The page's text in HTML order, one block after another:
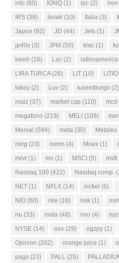
intc (60) IONQ (1) ipc (2) iren
IRS (38) Israel (10) Italia (3)
Japon (92) JD (44) Jets (1)
jp40y (3) JPM (50) klac (1) ko
kweb (16) Lac (2) latinoamerica
LIRA TURCA(26) LIT (10) LITIO
lukoy (2) Luv (2) luxemburgo (2)
maiz (37) market cap (110) mcd
megafono (219) MELI (109)
Merval (594) meta (30) Metales
mirg (23) mmm (4) Moex (1)
mrvl (1) ms (1) MSCI (5) msft
Nasdaq 100 (422) Nasdaq comp.
NET (1) NFLX (14) nickel (6)
NIO (60) nke (16) nok (1)
nu (33) nvda (48) nvo (4)
NYSE (14) oex (29) ogzpy (1)
Opinion (202) orange juice (1)
pags (23) PALL (25)